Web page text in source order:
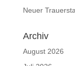
Neuer
Archiv
August 2026